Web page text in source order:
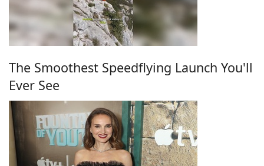
The Smoothest Speedflying Launch You'll
Ever See